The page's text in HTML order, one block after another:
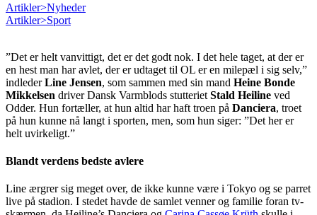
Artikler>Nyheder
Artikler>Sport
”Det er helt vanvittigt, det er det godt nok. I det hele taget, at der er
en hest man har avlet, der er udtaget til OL er en milepæl i sig selv,”
indlederLine Jensen, som sammen med sin mand Heine Bonde
Mikkelsen driver Dansk Varmblods stutteriet Stald Heiline ved
Odder. Hun fortæller, at hun altid har haft troen på Danciera, troet
på hun kunne nå langt i sporten, men, som hun siger: ”Det her er
helt uvirkeligt.”
Blandt verdens bedste avlere
Line ærgrer sig meget over, de ikke kunne være i Tokyo og se parret
live på stadion. I stedet havde de samlet venner og familie foran tv-